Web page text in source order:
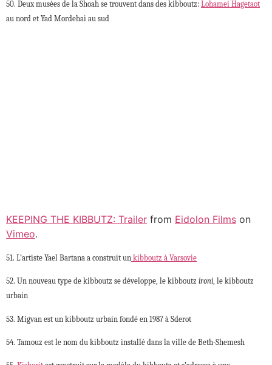
50. Deux musées de la Shoah se trouvent dans des kibboutz: Lohamei Hagetaot
au nord et Yad Mordehai au sud
KEEPING THE KIBBUTZ: Trailer from Eidolon Films on
Vimeo.
51. L’artiste Yael Bartana a construit un kibboutz à Varsovie
52. Un nouveau type de kibboutz se développe, le kibboutz ironi, le kibboutz
urbain
53. Migvan est un kibboutz urbain fondé en 1987 à Sderot
54. Tamouz est le nom du kibboutz installé dans la ville de Beth-Shemesh